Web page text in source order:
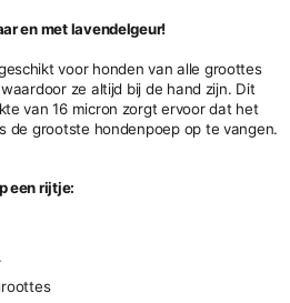
en met lavendelgeur!
voor honden van alle groottes
ze altijd bij de hand zijn. Dit
van 16 micron zorgt ervoor dat het
de grootste hondenpoep op te vangen.
een rijtje: